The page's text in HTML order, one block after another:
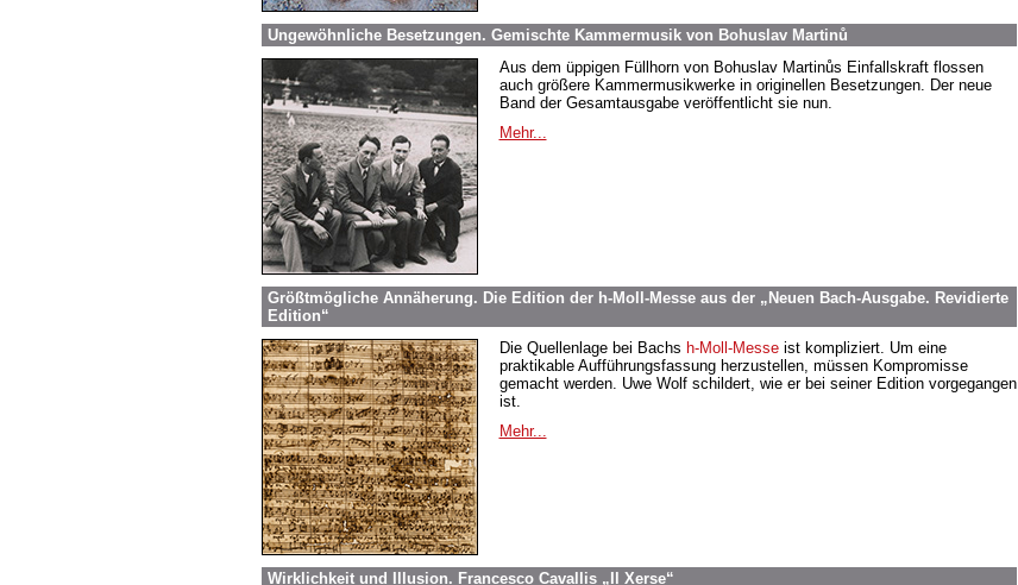
Ungewöhnliche Besetzungen. Gemischte Kammermusik von Bohuslav Martinů
Aus dem üppigen Füllhorn von Bohuslav Martinůs Einfallskraft flossen
auch größere Kammermusikwerke in originellen Besetzungen. Der neue
Band der Gesamtausgabe veröffentlicht sie nun.
Mehr...
Größtmögliche Annäherung. Die Edition der h-Moll-Messe aus der „Neuen Bach-Ausgabe. Revidierte
Edition“
Die Quellenlage bei Bachs h-Moll-Messeist kompliziert. Um eine
praktikable Aufführungsfassung herzustellen, müssen Kompromisse
gemacht werden. Uwe Wolf schildert, wie er bei seiner Edition vorgegangen
ist.
Mehr...
Wirklichkeit und Illusion. Francesco Cavallis „Il Xerse“